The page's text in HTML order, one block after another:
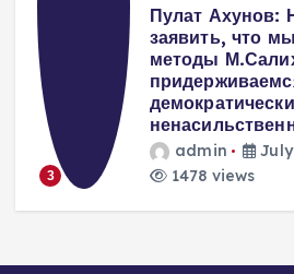
3
Пулат Ахунов:
заявить, что
методы
admin
July
1478 views